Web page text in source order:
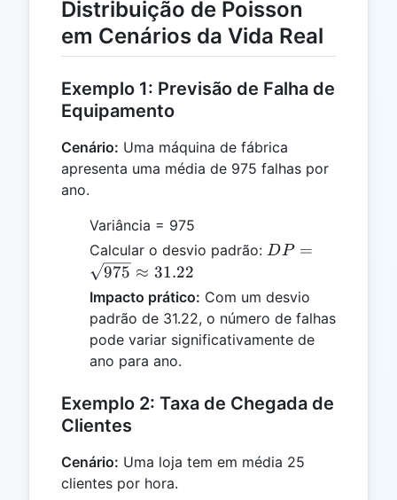
Distribuição de Poisson
em Cenários da Vida Real
Exemplo 1: Previsão de Falha de
Equipamento
Cenário: Uma máquina de fábrica
apresenta uma média de 975 falhas por
ano.
Variância = 975
Calcular o desvio padrão: DP =
\approx
31.22
DP =
975 ≈ 31.22
Impacto prático: Com um desvio
padrão de 31.22, o número de falhas
pode variar significativamente de
ano para ano.
Exemplo 2: Taxa de Chegada de
Clientes
Cenário: Uma loja tem em média 25
clientes por hora.